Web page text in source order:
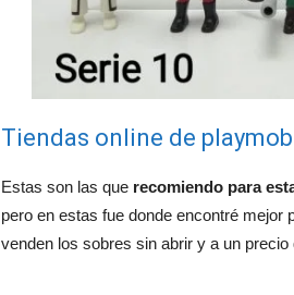
Tiendas online de
Estas son las que recomiendo para
pero en estas fue donde encontré
venden los sobres sin abrir y a un precio